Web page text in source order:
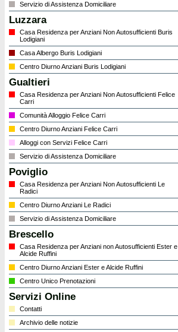
Servizio di Assistenza Domiciliare
Luzzara
Casa Residenza per Anziani Non Autosufficienti Buris
Lodigiani
Casa Albergo Buris Lodigiani
Centro Diurno Anziani Buris Lodigiani
Gualtieri
Casa Residenza per Anziani Non Autosufficienti Felice
Carri
Comunità Alloggio Felice Carri
Centro Diurno Anziani Felice Carri
Alloggi con Servizi Felice Carri
Servizio di Assistenza Domiciliare
Poviglio
Casa Residenza per Anziani Non Autosufficienti Le
Radici
Centro Diurno Anziani Le Radici
Servizio di Assistenza Domiciliare
Brescello
Casa Residenza per Anziani non Autosufficienti Ester e
Alcide Ruffini
Centro Diurno Anziani Ester e Alcide Ruffini
Centro Unico Prenotazioni
Servizi Online
Contatti
Archivio delle notizie